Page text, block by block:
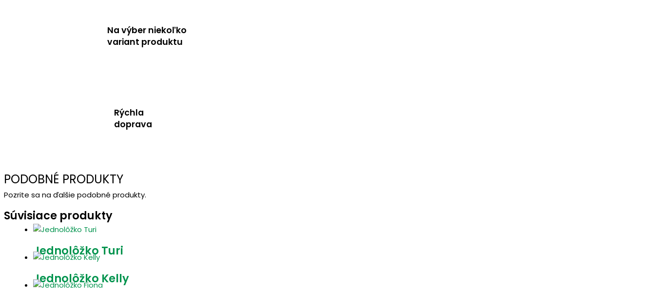
Na výber niekoľko
variant produktu
Rýchla
doprava
PODOBNÉ PRODUKTY
Pozrite sa na ďalšie podobné produkty.
Súvisiace produkty
Jednolôžko Turi
Jednolôžko Kelly